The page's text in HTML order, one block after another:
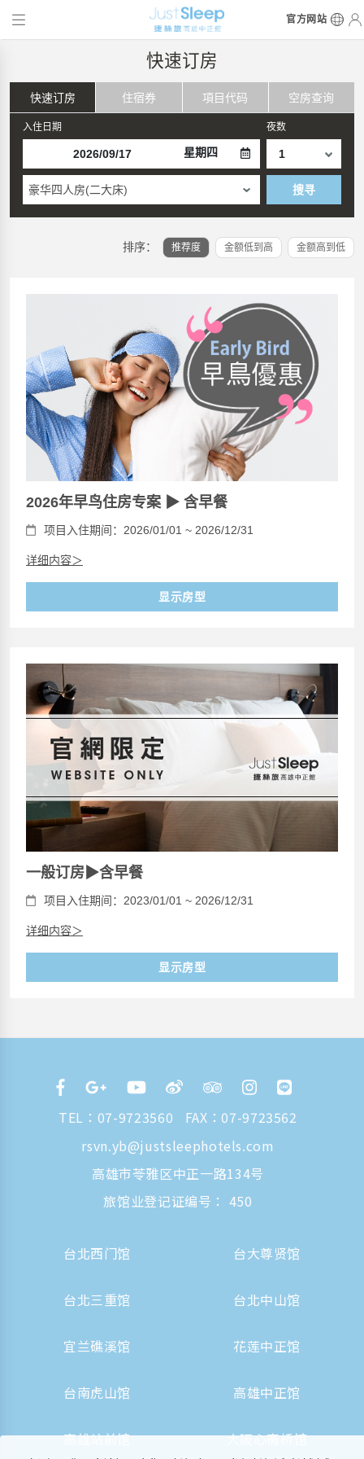
官方网站
快速订房
快速订房 住宿券 項目代码 空房查询
入住日期
星期四
夜数
豪华四人房(二大床) 搜寻
排序： 推荐度 金额低到高 金额高到低
2026年早鸟住房专案 ▶ 含早餐
项目入住期间：2026/01/01 ~ 2026/12/31
详细内容＞
显示房型
一般订房▶含早餐
项目入住期间：2023/01/01 ~ 2026/12/31
详细内容＞
显示房型
TEL： 07-9723560
FAX：07-9723562
rsvn.yb@justsleephotels.com
高雄市苓雅区中正一路134号
旅馆业登记证编号： 450
台北西门馆 台大尊贤馆
台北三重馆 台北中山馆
宜兰礁溪馆 花莲中正馆
台南虎山馆 高雄中正馆
高雄站前馆 大阪心斋桥馆